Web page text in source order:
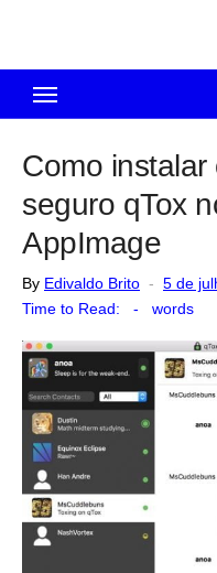
Como
seguro qTox
AppImage
By Edivaldo Brito
Posted
5 de
Time to Read:
- words